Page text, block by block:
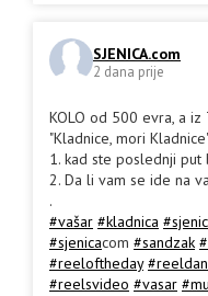
SJENICA.com
2 dana prije
KOLO od 500 evra, a iz
"Kladnice, mori
1. kad ste poslednji put
2. Da li vam se ide na
.
#vašar #kladnica
#sjenicacom #sandzak
#reeloftheday
#reelsvideo #vasar